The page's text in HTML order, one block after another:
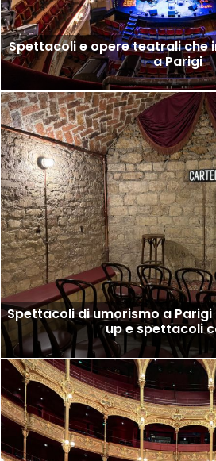
Spettacoli e opere teatrali che
a Parigi
Spettacoli di umorismo a
up e spettacoli